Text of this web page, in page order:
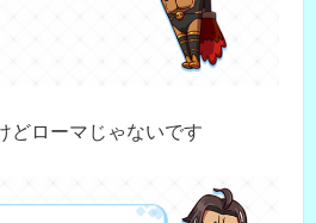
どローマじゃないです